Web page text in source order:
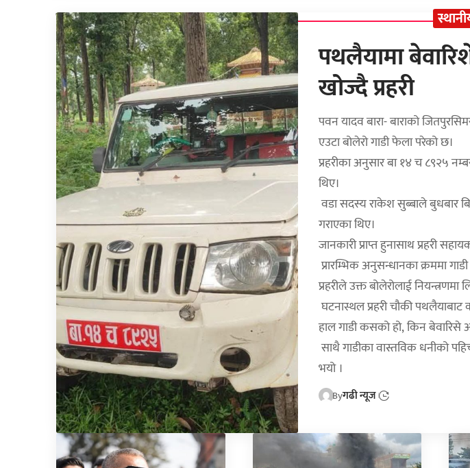
समाचार
पथलैयामा
खोज्दै प्रहरी
पवन यादव बारा- बाराको
एउटा बोलेरो गाडी फेला परेको छ।
प्रहरीका अनुसार बा १४ च ८९२५
थिए।
वडा सदस्य राकेश सुब्बाले बुधबार
गराएका थिए।
जानकारी प्राप्त हुनासाथ प्रहरी
प्रारम्भिक अनुसन्धानका क्रममा
प्रहरीले उक्त बोलेरोलाई नियन्त्रणमा
घटनास्थल प्रहरी चौकी पथलैयाबाट
हाल गाडी कसको हो, किन बेवारिसे
साथै गाडीका वास्तविक धनीको
भयो ।
Byगढी न्यूज